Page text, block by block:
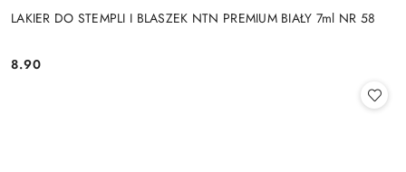
LAKIER DO STEMPLI I BLASZEK NTN PREMIUM BIAŁY 7ml NR 58
Cena:
8.90